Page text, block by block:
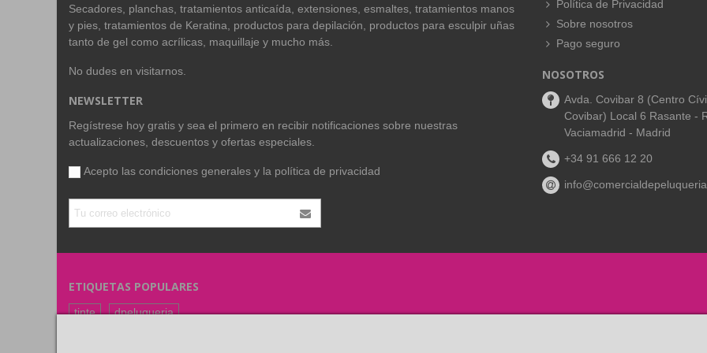
Secadores, planchas, tratamientos anticaída, extensiones, esmaltes, tratamientos manos
y pies, tratamientos de Keratina, productos para depilación, productos para esculpir uñas
tanto de gel como acrílicas, maquillaje y mucho más.
No dudes en visitarnos.
NEWSLETTER
Regístrese hoy gratis y sea el primero en recibir notificaciones sobre nuestras
actualizaciones, descuentos y ofertas especiales.
Acepto las condiciones generales y la política de privacidad
Política de Privacidad
Sobre nosotros
Pago seguro
NOSOTROS
Avda. Covibar 8 (Centro
Covibar) Local 6 Rasante -
Vaciamadrid - Madrid
+34 91 666 12 20
ETIQUETAS POPULARES
tinte
dpeluqueria